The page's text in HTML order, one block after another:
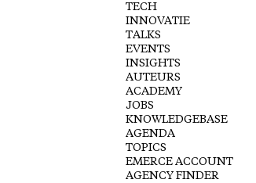
TECH
INNOVATIE
TALKS
EVENTS
INSIGHTS
AUTEURS
ACADEMY
JOBS
KNOWLEDGEBASE
AGENDA
TOPICS
EMERCE ACCOUNT
AGENCY FINDER